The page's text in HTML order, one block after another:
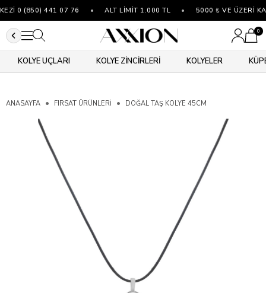
0 (850) 441 07 76 ALT LİMİT 1.000 TL 5000 ₺ VE ÜZERİ
0
KOLYE UÇLARI KOLYE ZİNCİRLERİ KOLYELER
ANASAYFA FIRSAT ÜRÜNLERİ DOĞAL TAŞ KOLYE 45CM